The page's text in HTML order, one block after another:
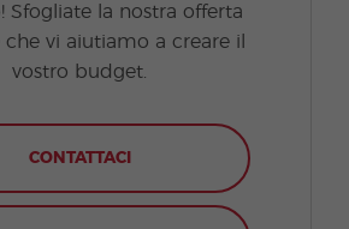
Sfogliate la nostra offerta
che vi aiutiamo a creare il
vostro budget.
CONTATTACI